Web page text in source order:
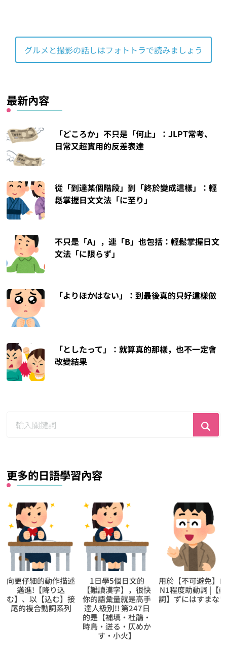
グルメと撮影の話しはフォトトラで読みましょう
最新內容
「どころか」不只是「何止」：JLPT常考、
日常又超實用的反差表達
從「到達某個階段」到「終於變成這樣」：輕
鬆掌握日文文法「に至り」
不只是「A」，連「B」也包括：輕鬆掌握日文
文法「に限らず」
「よりほかはない」：到最後真的只好這樣做
「としたって」：就算真的那樣，也不一定會
改變結果
更多的日語學習內容
述
接
1日學5個日文的
【難讀漢字】，很快
你的語彙量就是高手
達人級別!! 第247日
的是【補填‧杜鵑・
時鳥‧迸る‧仄めか
用於【不可避免】的
N1程度助動詞 |【動
詞】ずにはすまない
向更仔細的動
邁進!【まつり
る】、以【付